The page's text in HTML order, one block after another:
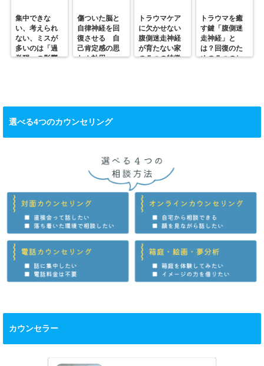
集中できな
い、考えられ
ない、ミスが
多いのは「過
覚醒」の影響
傷ついた脳と
自律神経を回
復させる 自
己肯定感の思
わぬ効用
トラウマケア
に欠かせない
腹側迷走神経
が育たない家
の５つの特徴
トラウマを癒
す鍵「腹側迷
走神経」と
は？回復のた
めの５つのヒ
選べる4つのカウンセリング
カウンセラー